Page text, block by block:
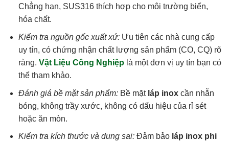
Chẳng hạn, SUS316 thích hợp cho môi trường biển,
hóa chất.
Kiểm tra nguồn gốc xuất xứ:Ưu tiên các nhà cung cấp
uy tín, có chứng nhận chất lượng sản phẩm (CO, CQ) rõ
ràng. Vật Liệu Công Nghiệplà một đơn vị uy tín bạn có
thể tham khảo.
Đánh giá bề mặt sản phẩm:Bề mặt láp inoxcần nhẵn
bóng, không trầy xước, không có dấu hiệu của rỉ sét
hoặc ăn mòn.
Kiểm tra kích thước và dung sai:Đảm bảo láp inox phi